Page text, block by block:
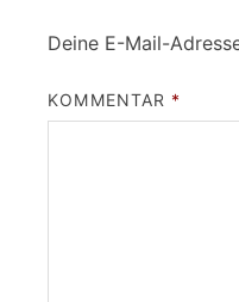
Deine E-Mail-
KOMMENTAR *